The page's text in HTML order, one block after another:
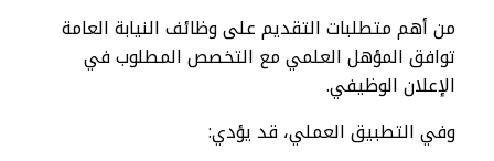
من أهم متطلبات التقديم على وظائف النيابة العامة
توافق المؤهل العلمي مع التخصص المطلوب في
الإعلان الوظيفي.
وفي التطبيق العملي، قد يؤدي: